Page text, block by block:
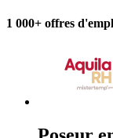
1 000+ offres